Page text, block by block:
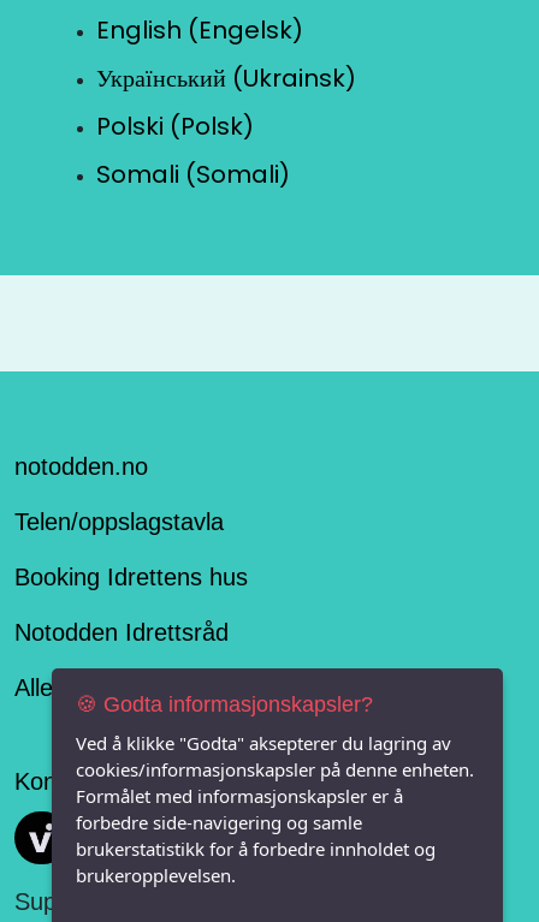
English (Engelsk)
Український (Ukrainsk)
Polski (Polsk)
Somali (Somali)
notodden.no
Telen/oppslagstavla
Booking Idrettens hus
Notodden Idrettsråd
Alle lag og organisasjoner på Notodden
Konseptet er levert av
Vi FRITID
Support:
🍪 Godta informasjonskapsler?
Ved å klikke "Godta" aksepterer du lagring av
cookies/informasjonskapsler på denne enheten.
Formålet med informasjonskapsler er å
forbedre side-navigering og samle
brukerstatistikk for å forbedre innholdet og
brukeropplevelsen.